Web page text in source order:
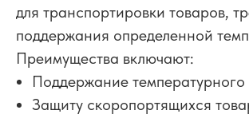
для транспортировки товаров,
поддержания определенной
Преимущества включают:
Поддержание
Защиту скоропортящихся